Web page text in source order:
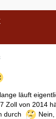
läuft
Zoll von 2014
durch